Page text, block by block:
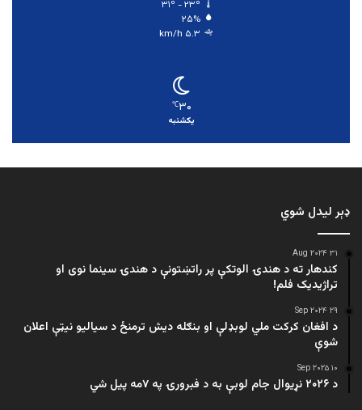
۲۵%
۵.۳ km/h
۳۰℃
یکشنبه
ډېر لیدل شوي
۳۱ Aug ۲۰۲۴
کندهار ته د هندۍ الوتکې پر راتښتونې د هندۍ سینما نوی او
تراژيديک فلم!
۲۹ Sep ۲۰۲۴
د افغان کرکت ملي لوبډلې او بنګله دیش ترمنځ د سیالیو نیټې اعلان
شوې
۱۰ Sep ۲۰۲۵
د ۲۰۲۶ نړیوال جام لوبې به د فبرورۍ په ۷مه پیل شي